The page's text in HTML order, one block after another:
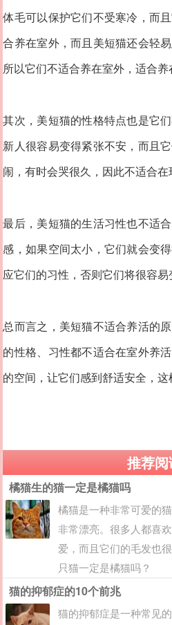
体毛可以保护它们不受寒冷，而
合养在室外，而且美短猫还会轻
所以它们不适合养在室外，适合养
其次，美短猫的性格特点也是它
新人很容易变得紧张不安，而且
闹，有时会哭很久，因此不适合在
最后，美短猫的生活习性也不适
感，如果空间太小，它们就会变
应它们的习性，否则它们将很容易
总而言之，美短猫不适合养活的
的性格、习性都不适合在室外养
的空间，让它们感到舒适安全，
推荐
橘猫生的猫一定是橘猫吗
橘猫是一种非常可爱的
非常漂亮。很多人都喜
爱，而且它们的毛发也
只猫一定是橘猫吗？
猫的抑郁症的10个前兆
猫的抑郁症是一种常见